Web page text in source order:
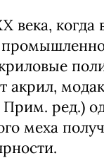
века, когда
акрил,
ред.)
меха